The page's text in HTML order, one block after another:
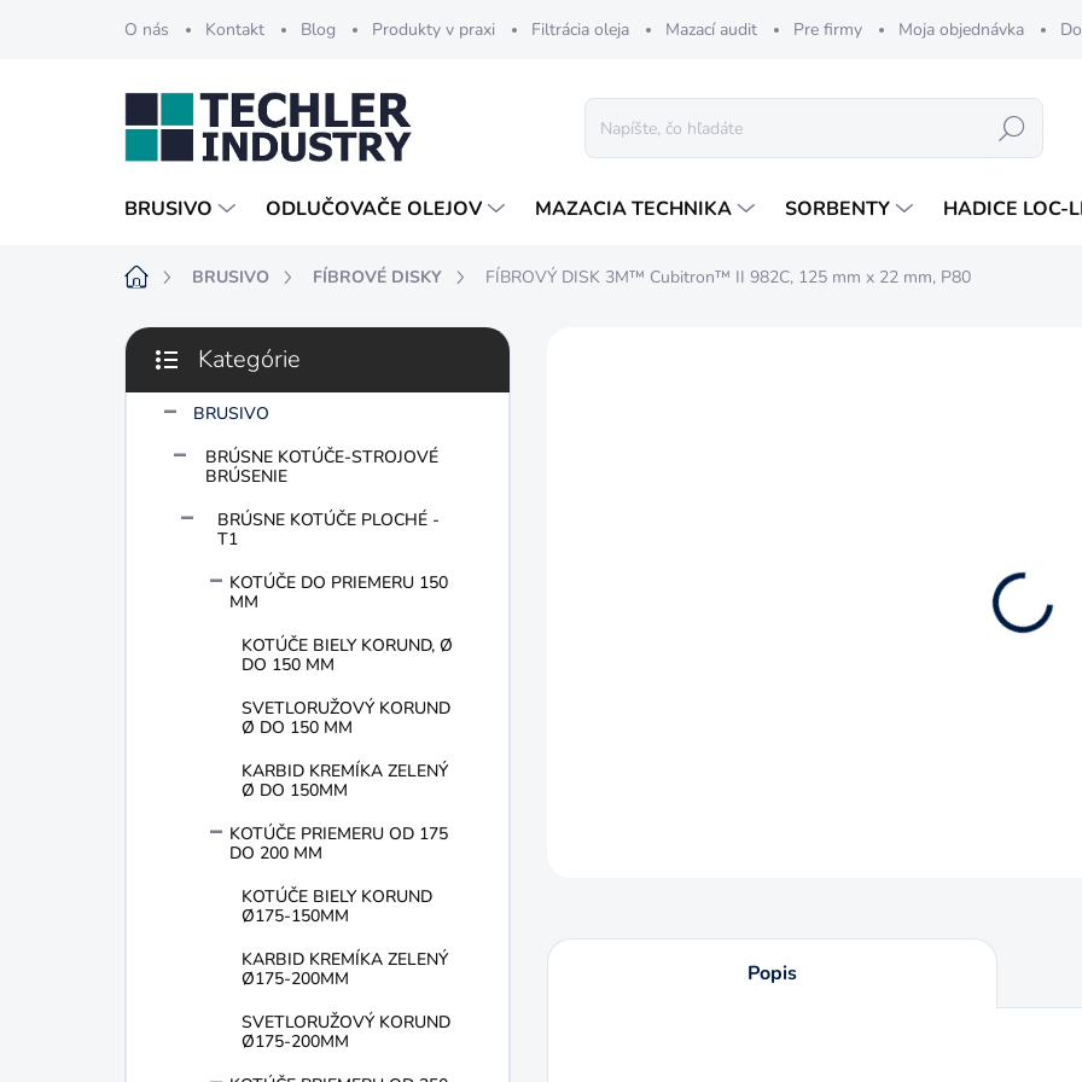
O nás Kontakt Blog Produkty v praxi Filtrácia oleja Mazací audit Pre firmy Moja objednávka
Hľadať
BRUSIVO ODLUČOVAČE OLEJOV MAZACIA TECHNIKA SORBENTY HADICE LOC-
DomovBRUSIVO FÍBROVÉ DISKY FÍBROVÝ DISK 3M™ Cubitron™ II 982C, 125 mm x 22 mm, P80
B
č
Preskočiť
kategórie
Kategórie
BRUSIVO
BRÚSNE KOTÚČE-STROJOVÉ
BRÚSENIE
BRÚSNE KOTÚČE PLOCHÉ -
T1
KOTÚČE DO PRIEMERU 150
MM
KOTÚČE BIELY KORUND, Ø
DO 150 MM
SVETLORUŽOVÝ KORUND
Ø DO 150 MM
KARBID KREMÍKA ZELENÝ
Ø DO 150MM
KOTÚČE PRIEMERU OD 175
DO 200 MM
KOTÚČE BIELY KORUND
Ø175-150MM
KARBID KREMÍKA ZELENÝ
Ø175-200MM
SVETLORUŽOVÝ KORUND
Ø175-200MM
Popis